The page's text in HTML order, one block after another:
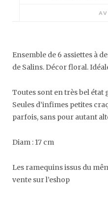
Ensemble de 6 assiettes à
de Salins. Décor floral.
Toutes sont en très bel état
Seules d’infimes petites
parfois, sans pour autant
Diam : 17 cm
Les ramequins issus du
vente sur l’eshop